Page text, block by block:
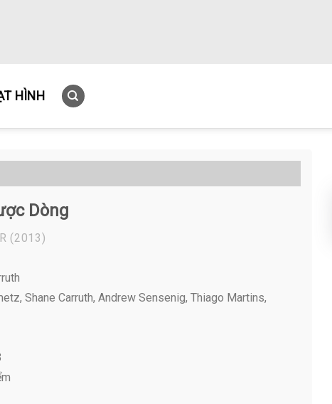
HÌNH
Dòng
(2013)
Shane Carruth, Andrew Sensenig, Thiago Martins,